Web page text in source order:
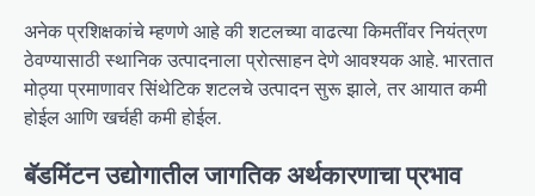
अनेक प्रशिक्षकांचे म्हणणे आहे की शटलच्या वाढत्या किमतींवर नियंत्रण
ठेवण्यासाठी स्थानिक उत्पादनाला प्रोत्साहन देणे आवश्यक आहे. भारतात
मोठ्या प्रमाणावर सिंथेटिक शटलचे उत्पादन सुरू झाले, तर आयात कमी
होईल आणि खर्चही कमी होईल.
बॅडमिंटन उद्योगातील जागतिक अर्थकारणाचा प्रभाव